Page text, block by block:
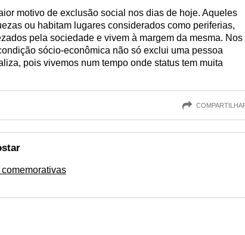
motivo de exclusão social nos dias de hoje. Aqueles
ou habitam lugares considerados como periferias,
pela sociedade e vivem à margem da mesma. Nos
sócio-econômica não só exclui uma pessoa
pois vivemos num tempo onde status tem muita